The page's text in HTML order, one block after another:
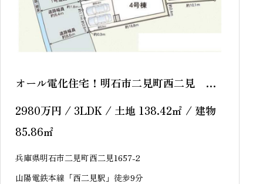
オール電化住宅！明石市二見町西二見 全3
区画 新築戸建
2980万円 / 3LDK / 土地 138.42㎡ / 建物
85.86㎡
兵庫県明石市二見町西二見1657-2
山陽電鉄本線「西二見駅」徒歩9分